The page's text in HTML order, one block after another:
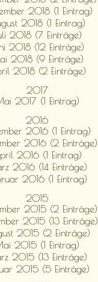
2018 (1 Eintrag)
2018 (1 Eintrag)
2018 (7 Einträge)
2018 (12 Einträge)
2018 (9 Einträge)
2018 (2 Einträge)
2017
2017 (1 Eintrag)
2016
2016 (1 Eintrag)
2016 (2 Einträge)
2016 (1 Eintrag)
2016 (14 Einträge)
2016 (1 Eintrag)
2015
2015 (2 Einträge)
2015 (13 Einträge)
2015 (2 Einträge)
2015 (1 Eintrag)
2015 (13 Einträge)
2015 (5 Einträge)